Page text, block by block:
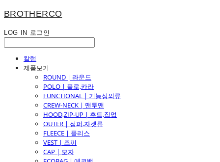
BROTHERCO
LOG IN 로그인
칼럼
제품보기
ROUND | 라운드
POLO | 폴로,카라
FUNCTIONAL | 기능성의류
CREW-NECK | 맨투맨
HOOD,ZIP-UP | 후드,집업
OUTER | 점퍼,자켓류
FLEECE | 플리스
VEST | 조끼
CAP | 모자